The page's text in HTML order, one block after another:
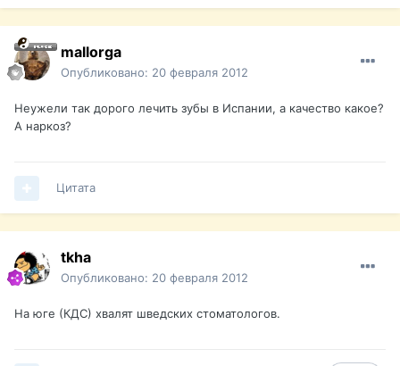
mallorga
Опубликовано: 20 февраля 2012
Неужели так дорого лечить зубы в Испании, а качество какое?
А наркоз?
Цитата
tkha
Опубликовано: 20 февраля 2012
На юге (КДС) хвалят шведских стоматологов.